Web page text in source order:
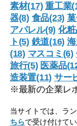
素材(17) 重工業
器(8) 食品(23)
アパレル(9) 化
ト(5) 鉄道(16)
(18) マスコミ(6)
旅行(5) 医薬品
造装置(11) サー
※最新の企業レ
当サイトでは、ラ
ちらで受け付けて